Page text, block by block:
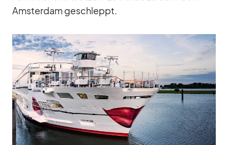
Ams­ter­dam ge­schleppt.